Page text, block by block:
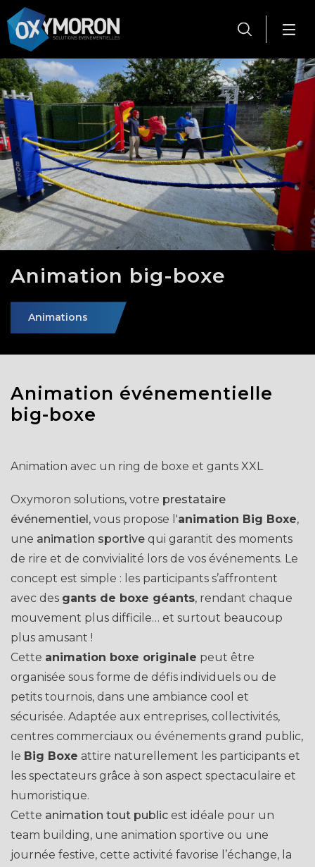
Animation big-boxe
Animations
Animation événementielle
big-boxe
Animation avec un ring de boxe et gants XXL
Oxymoron solutions, votre prestataire
événementiel , vous propose l'animation Big Boxe,
une animation sportive qui garantit des moments
de rire et de convivialité lors de vos événements. Le
concept est simple : les participants s’affrontent
avec des gants de boxe géants, rendant chaque
mouvement plus difficile… et surtout beaucoup
plus amusant !
Cette animation boxe originale peut être
organisée sous forme de défis individuels ou de
petits tournois, dans une ambiance cool et
sécurisée. Adaptée aux entreprises, collectivités,
centres commerciaux ou événements grand public,
le Big Boxe attire naturellement les participants et
les spectateurs grâce à son aspect spectaculaire et
humoristique.
Cette animation tout public est idéale pour un
team building, une animation sportive ou une
journée festive, cette activité favorise l’échange, la
Panneau de gestion des cookies